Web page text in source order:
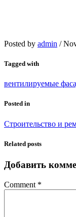
Posted by admin /
Tagged with
вентилируемые
Posted in
Строительство и
Related posts
Добавить
Comment *